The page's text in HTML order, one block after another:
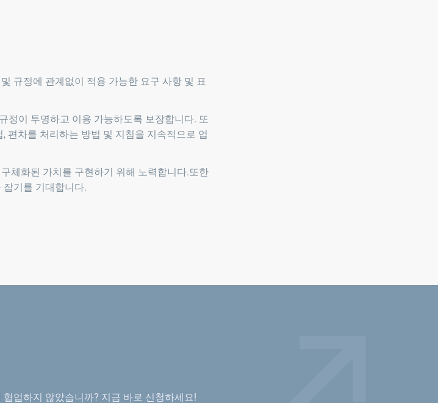
규정에 관계없이 적용 가능한 요구 사항 및 표
정이 투명하고 이용 가능하도록 보장합니다. 또
편차를 처리하는 방법 및 지침을 지속적으로 업
체화된 가치를 구현하기 위해 노력합니다.또한
기를 기대합니다.
업하지 않았습니까? 지금 바로 신청하세요!